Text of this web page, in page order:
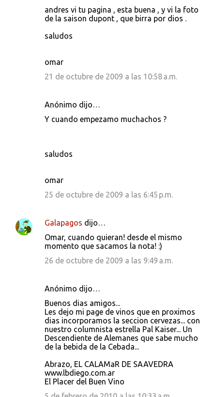
andres vi tu pagina , esta buena , y vi la foto
de la saison dupont , que birra por dios .
saludos
omar
21 de octubre de 2009 a las 10:58 a.m.
Anónimo dijo…
Y cuando empezamo muchachos ?
saludos
omar
25 de octubre de 2009 a las 6:45 p.m.
Galapagos dijo…
Omar, cuando quieran! desde el mismo
momento que sacamos la nota! :)
26 de octubre de 2009 a las 9:49 a.m.
Anónimo dijo…
Buenos dias amigos...
Les dejo mi page de vinos que en proximos
dias incorporamos la seccion cervezas... con
nuestro columnista estrella Pal Kaiser... Un
Descendiente de Alemanes que sabe mucho
de la bebida de la Cebada...
Abrazo, EL CALAMaR DE SAAVEDRA
www.lbdiego.com.ar
El Placer del Buen Vino